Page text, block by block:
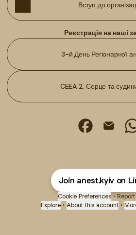
Вступ до
Реєстрація на наші
3-й День Регіонарної
CEEA 2. Серце та
Join anest.kyiv on
Cookie Preferences • Report
Explore • About this account •